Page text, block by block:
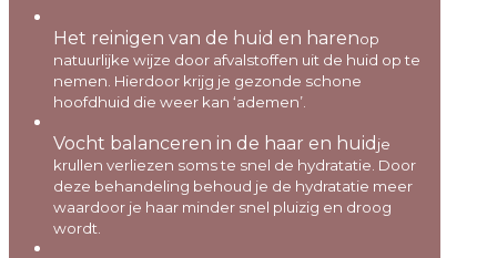
Het reinigen van de huid en harenop
natuurlijke wijze door afvalstoffen uit de huid op te
nemen. Hierdoor krijg je gezonde schone
hoofdhuid die weer kan ‘ademen’.
Vocht balanceren in de haar en huid je
krullen verliezen soms te snel de hydratatie. Door
deze behandeling behoud je de hydratatie meer
waardoor je haar minder snel pluizig en droog
wordt.